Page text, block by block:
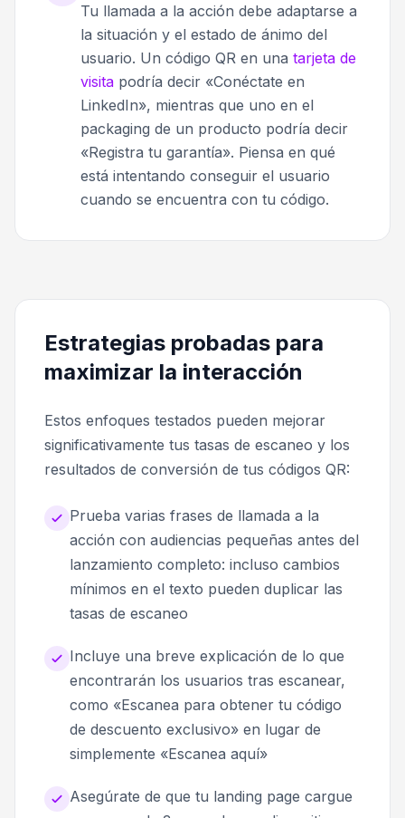
Tu llamada a la acción debe adaptarse a
la situación y el estado de ánimo del
usuario. Un código QR en una tarjeta de
visita podría decir «Conéctate en
LinkedIn», mientras que uno en el
packaging de un producto podría decir
«Registra tu garantía». Piensa en qué
está intentando conseguir el usuario
cuando se encuentra con tu código.
Estrategias probadas para
maximizar la interacción
Estos enfoques testados pueden mejorar
significativamente tus tasas de escaneo y los
resultados de conversión de tus códigos QR:
Prueba varias frases de llamada a la
acción con audiencias pequeñas antes del
lanzamiento completo: incluso cambios
mínimos en el texto pueden duplicar las
tasas de escaneo
Incluye una breve explicación de lo que
encontrarán los usuarios tras escanear,
como «Escanea para obtener tu código
de descuento exclusivo» en lugar de
simplemente «Escanea aquí»
Asegúrate de que tu landing page cargue